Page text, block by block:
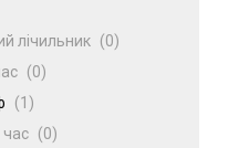
лічильник (0)
(0)
(1)
час (0)